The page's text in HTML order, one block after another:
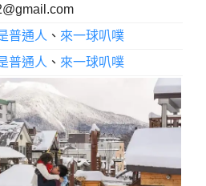
普通人 、 來一球叭噗
普通人 、 來一球叭噗